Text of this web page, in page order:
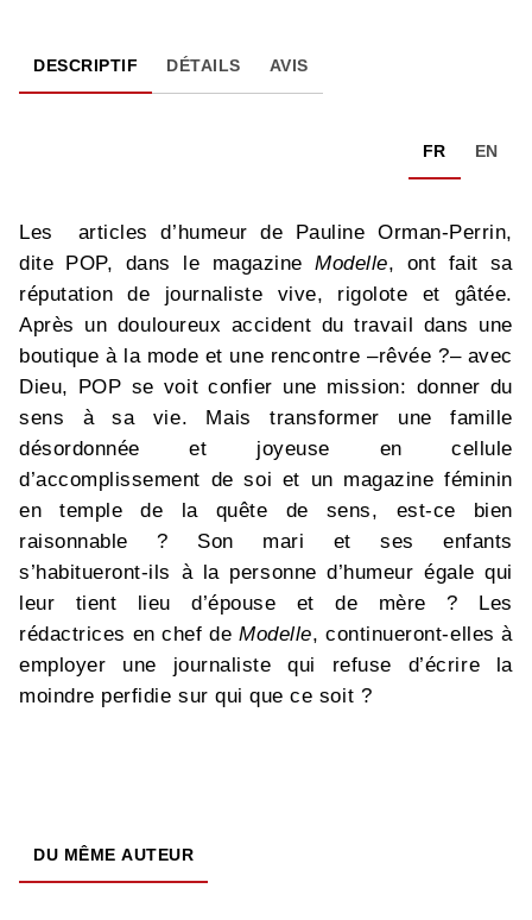
DESCRIPTIF DÉTAILS AVIS
FR EN
Les articles d’humeur de Pauline Orman-Perrin,
dite POP, dans le magazineModelle, ont fait sa
réputation de journaliste vive, rigolote et gâtée.
Après un douloureux accident du travail dans une
boutique à la mode et une rencontre –rêvée ?– avec
Dieu, POP se voit confier une mission: donner du
sens à sa vie. Mais transformer une famille
désordonnée et joyeuse en cellule
d’accomplissement de soi et un magazine féminin
en temple de la quête de sens, est-ce bien
raisonnable ? Son mari et ses enfants
s’habitueront-ils à la personne d’humeur égale qui
leur tient lieu d’épouse et de mère ? Les
rédactrices en chef deModelle, continueront-elles à
employer une journaliste qui refuse d’écrire la
moindre perfidie sur qui que ce soit ?
DU MÊME AUTEUR